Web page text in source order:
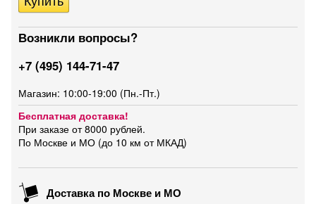
Возникли вопросы?
+7 (495) 144-71-47
Магазин: 10:00-19:00 (Пн.-Пт.)
Бесплатная доставка!
При заказе от 8000 рублей.
По Москве и МО (до 10 км от МКАД)
Доставка по Москве и МО